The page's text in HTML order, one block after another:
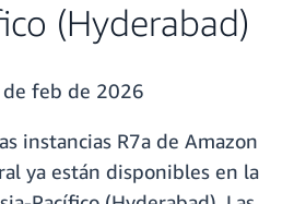
(Hyderabad)
feb de 2026
instancias R7a de Amazon
ya están disponibles en la